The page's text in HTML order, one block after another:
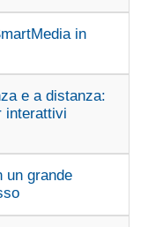
in
e a distanza:
interattivi
un grande